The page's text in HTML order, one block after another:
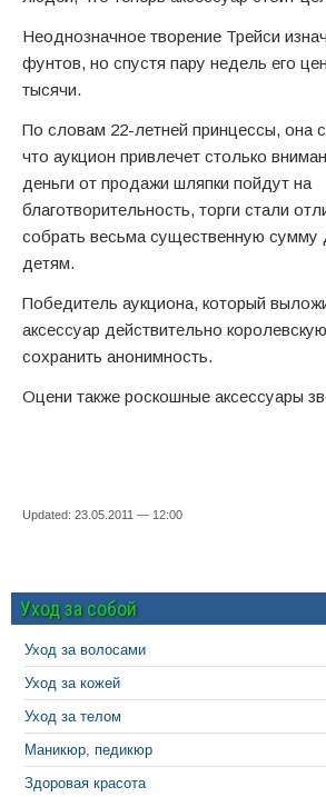
Неоднозначное творение Трейси
фунтов, но спустя пару недель его
тысячи.
По словам 22-летней принцессы, она
что аукцион привлечет столько
деньги от продажи шляпки пойдут на
благотворительность, торги стали
собрать весьма существенную
детям.
Победитель аукциона, который
аксессуар действительно
сохранить анонимность.
Оцени также роскошные аксессуары
Updated: 23.05.2011 — 12:00
Уход за собой
Уход за волосами
Уход за кожей
Уход за телом
Маникюр, педикюр
Здоровая красота